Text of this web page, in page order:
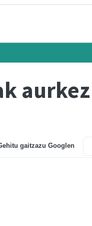
aurkez
gaitzazu Googlen